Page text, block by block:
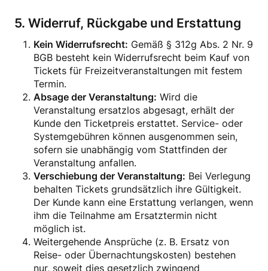
5. Widerruf, Rückgabe und Erstattung
Kein Widerrufsrecht: Gemäß § 312g Abs. 2 Nr. 9
BGB besteht kein Widerrufsrecht beim Kauf von
Tickets für Freizeitveranstaltungen mit festem
Termin.
Absage der Veranstaltung: Wird die
Veranstaltung ersatzlos abgesagt, erhält der
Kunde den Ticketpreis erstattet. Service- oder
Systemgebühren können ausgenommen sein,
sofern sie unabhängig vom Stattfinden der
Veranstaltung anfallen.
Verschiebung der Veranstaltung: Bei Verlegung
behalten Tickets grundsätzlich ihre Gültigkeit.
Der Kunde kann eine Erstattung verlangen, wenn
ihm die Teilnahme am Ersatztermin nicht
möglich ist.
Weitergehende Ansprüche (z. B. Ersatz von
Reise- oder Übernachtungskosten) bestehen
nur, soweit dies gesetzlich zwingend